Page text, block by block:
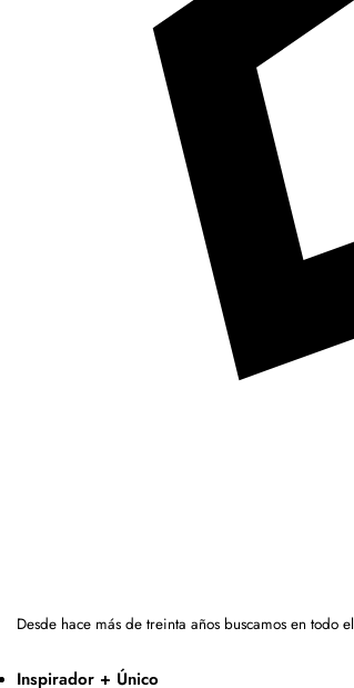
Desde hace más de treinta años buscamos en
Inspirador + Único